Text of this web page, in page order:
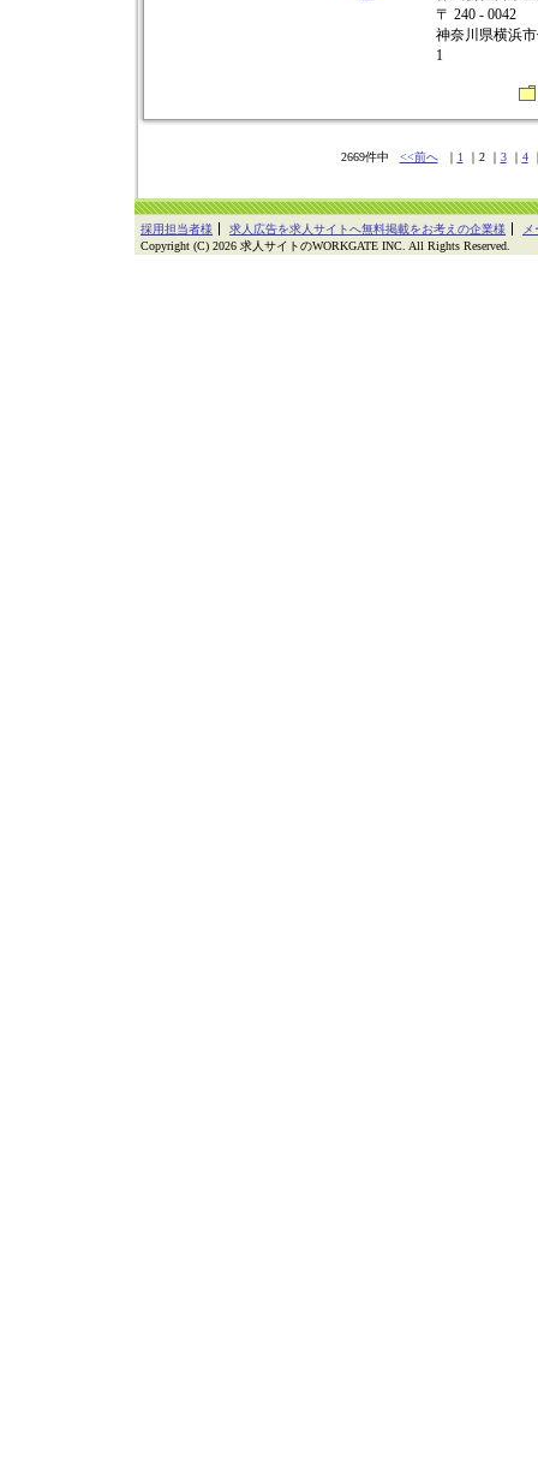
〒 240 - 0042
神奈川県横浜
1
2669件中 <<前へ｜ 1 ｜2 ｜ 3｜ 4
採用担当者様 求人広告を求人サイトへ無料掲載をお考えの企業様
Copyright (C) 2026 求人サイトのWORKGATE INC. All Rights Reserved.